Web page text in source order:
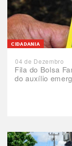
Fila do Bolsa
do auxílio
CIDADANIA
04 de Dezembro